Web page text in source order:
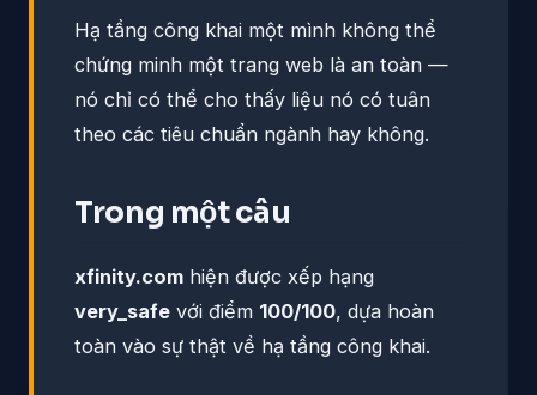
Hạ tầng công khai một mình không thể
chứng minh một trang web là an toàn —
nó chỉ có thể cho thấy liệu nó có tuân
theo các tiêu chuẩn ngành hay không.
Trong một câu
xfinity.com hiện được xếp hạng
very_safe với điểm 100/100, dựa hoàn
toàn vào sự thật về hạ tầng công khai.